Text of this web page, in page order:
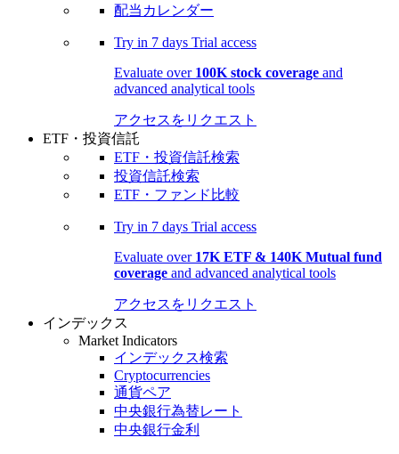
配当カレンダー
Try in 7 days Trial access
Evaluate over 100K stock coverage and
advanced analytical tools
アクセスをリクエスト
ETF・投資信託
ETF・投資信託検索
投資信託検索
ETF・ファンド比較
Try in 7 days Trial access
Evaluate over 17K ETF & 140K Mutual fund
coverage and advanced analytical tools
アクセスをリクエスト
インデックス
Market Indicators
インデックス検索
Cryptocurrencies
通貨ペア
中央銀行為替レート
中央銀行金利